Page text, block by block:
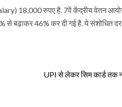
18,000 रुपए है. 7वें केंद्रीय वेतन
से बढ़ाकर 46% कर दी गई है. ये संशोधित
UPI से लेकर सिम कार्ड तक